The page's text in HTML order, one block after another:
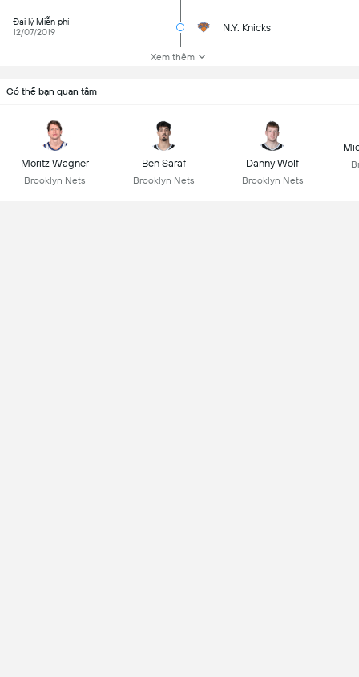
Đại lý Miễn phí
12/07/2019
N.Y. Knicks
Xem thêm
Có thể bạn quan tâm
Moritz Wagner
Brooklyn Nets
Ben Saraf
Brooklyn Nets
Danny Wolf
Brooklyn Nets